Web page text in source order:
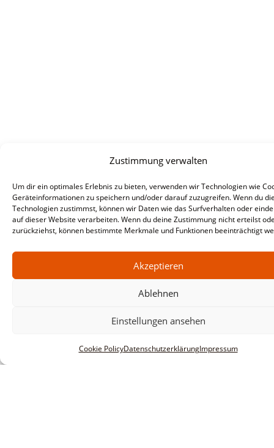
Zustimmung verwalten
Um dir ein optimales Erlebnis zu bieten, verwenden wir Technologien wie
Geräteinformationen zu speichern und/oder darauf zuzugreifen. Wenn du
Technologien zustimmst, können wir Daten wie das Surfverhalten oder
auf dieser Website verarbeiten. Wenn du deine Zustimmung nicht erteilst
zurückziehst, können bestimmte Merkmale und Funktionen beeinträchtigt
Akzeptieren
Ablehnen
Einstellungen ansehen
Cookie PolicyDatenschutzerklärungImpressum